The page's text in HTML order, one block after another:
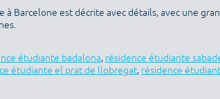
à Barcelone est décrite avec détails, avec une
étudiante badalona, résidence étudiante
étudiante el prat de llobregat, résidence